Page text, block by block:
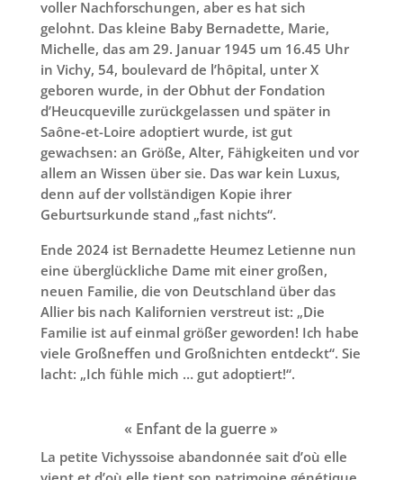
voller Nachforschungen, aber es hat sich
gelohnt. Das kleine Baby Bernadette, Marie,
Michelle, das am 29. Januar 1945 um 16.45 Uhr
in Vichy, 54, boulevard de l’hôpital, unter X
geboren wurde, in der Obhut der Fondation
d’Heucqueville zurückgelassen und später in
Saône-et-Loire adoptiert wurde, ist gut
gewachsen: an Größe, Alter, Fähigkeiten und vor
allem an Wissen über sie. Das war kein Luxus,
denn auf der vollständigen Kopie ihrer
Geburtsurkunde stand „fast nichts“.
Ende 2024 ist Bernadette Heumez Letienne nun
eine überglückliche Dame mit einer großen,
neuen Familie, die von Deutschland über das
Allier bis nach Kalifornien verstreut ist: „Die
Familie ist auf einmal größer geworden! Ich habe
viele Großneffen und Großnichten entdeckt“. Sie
lacht: „Ich fühle mich … gut adoptiert!“.
« Enfant de la guerre »
La petite Vichyssoise abandonnée sait d’où elle